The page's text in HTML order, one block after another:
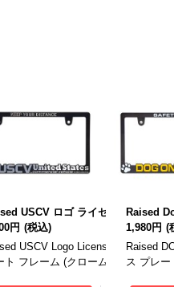
for JPN サイズ
ズド 高速有鉛 ネオク
ート フレーム [KG212
レイズドUSCV ロゴ ライセ
価格です。 前後で装着する場合
USCV ロゴ ライセンス プレート
円 (税込)
USCV Logo License Plate
ト フレーム (クローム) こちらの
Raised
1,980円 (
Raised
ス プレ